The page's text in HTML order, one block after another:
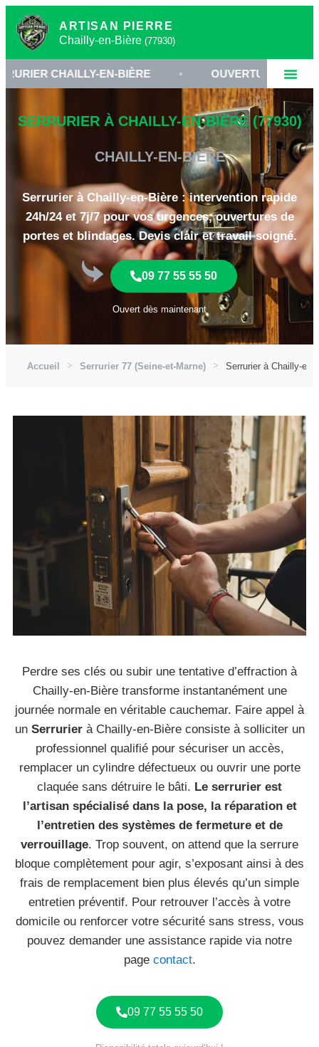
ARTISAN PIERRE
Chailly-en-Bière (77930)
CHAILLY-EN-BIÈRE • OUVERTURE DE PORTE
SERRURIER À CHAILLY-EN-BIÈRE (77930)
CHAILLY-EN-BIÈRE
Serrurier à Chailly-en-Bière : intervention rapide
24h/24 et 7j/7 pour vos urgences, ouvertures de
portes et blindages. Devis clair et travail soigné.
09 77 55 55 50
Ouvert dès maintenant
Accueil Serrurier 77 (Seine-et-Marne) Serrurier à Chailly-en-
Perdre ses clés ou subir une tentative d’effraction à
Chailly-en-Bière transforme instantanément une
journée normale en véritable cauchemar. Faire appel à
un Serrurierà Chailly-en-Bière consiste à solliciter un
professionnel qualifié pour sécuriser un accès,
remplacer un cylindre défectueux ou ouvrir une porte
claquée sans détruire le bâti. Le serrurier est
l’artisan spécialisé dans la pose, la réparation et
l’entretien des systèmes de fermeture et de
verrouillage. Trop souvent, on attend que la serrure
bloque complètement pour agir, s’exposant ainsi à des
frais de remplacement bien plus élevés qu’un simple
entretien préventif. Pour retrouver l’accès à votre
domicile ou renforcer votre sécurité sans stress, vous
pouvez demander une assistance rapide via notre
page contact.
09 77 55 55 50